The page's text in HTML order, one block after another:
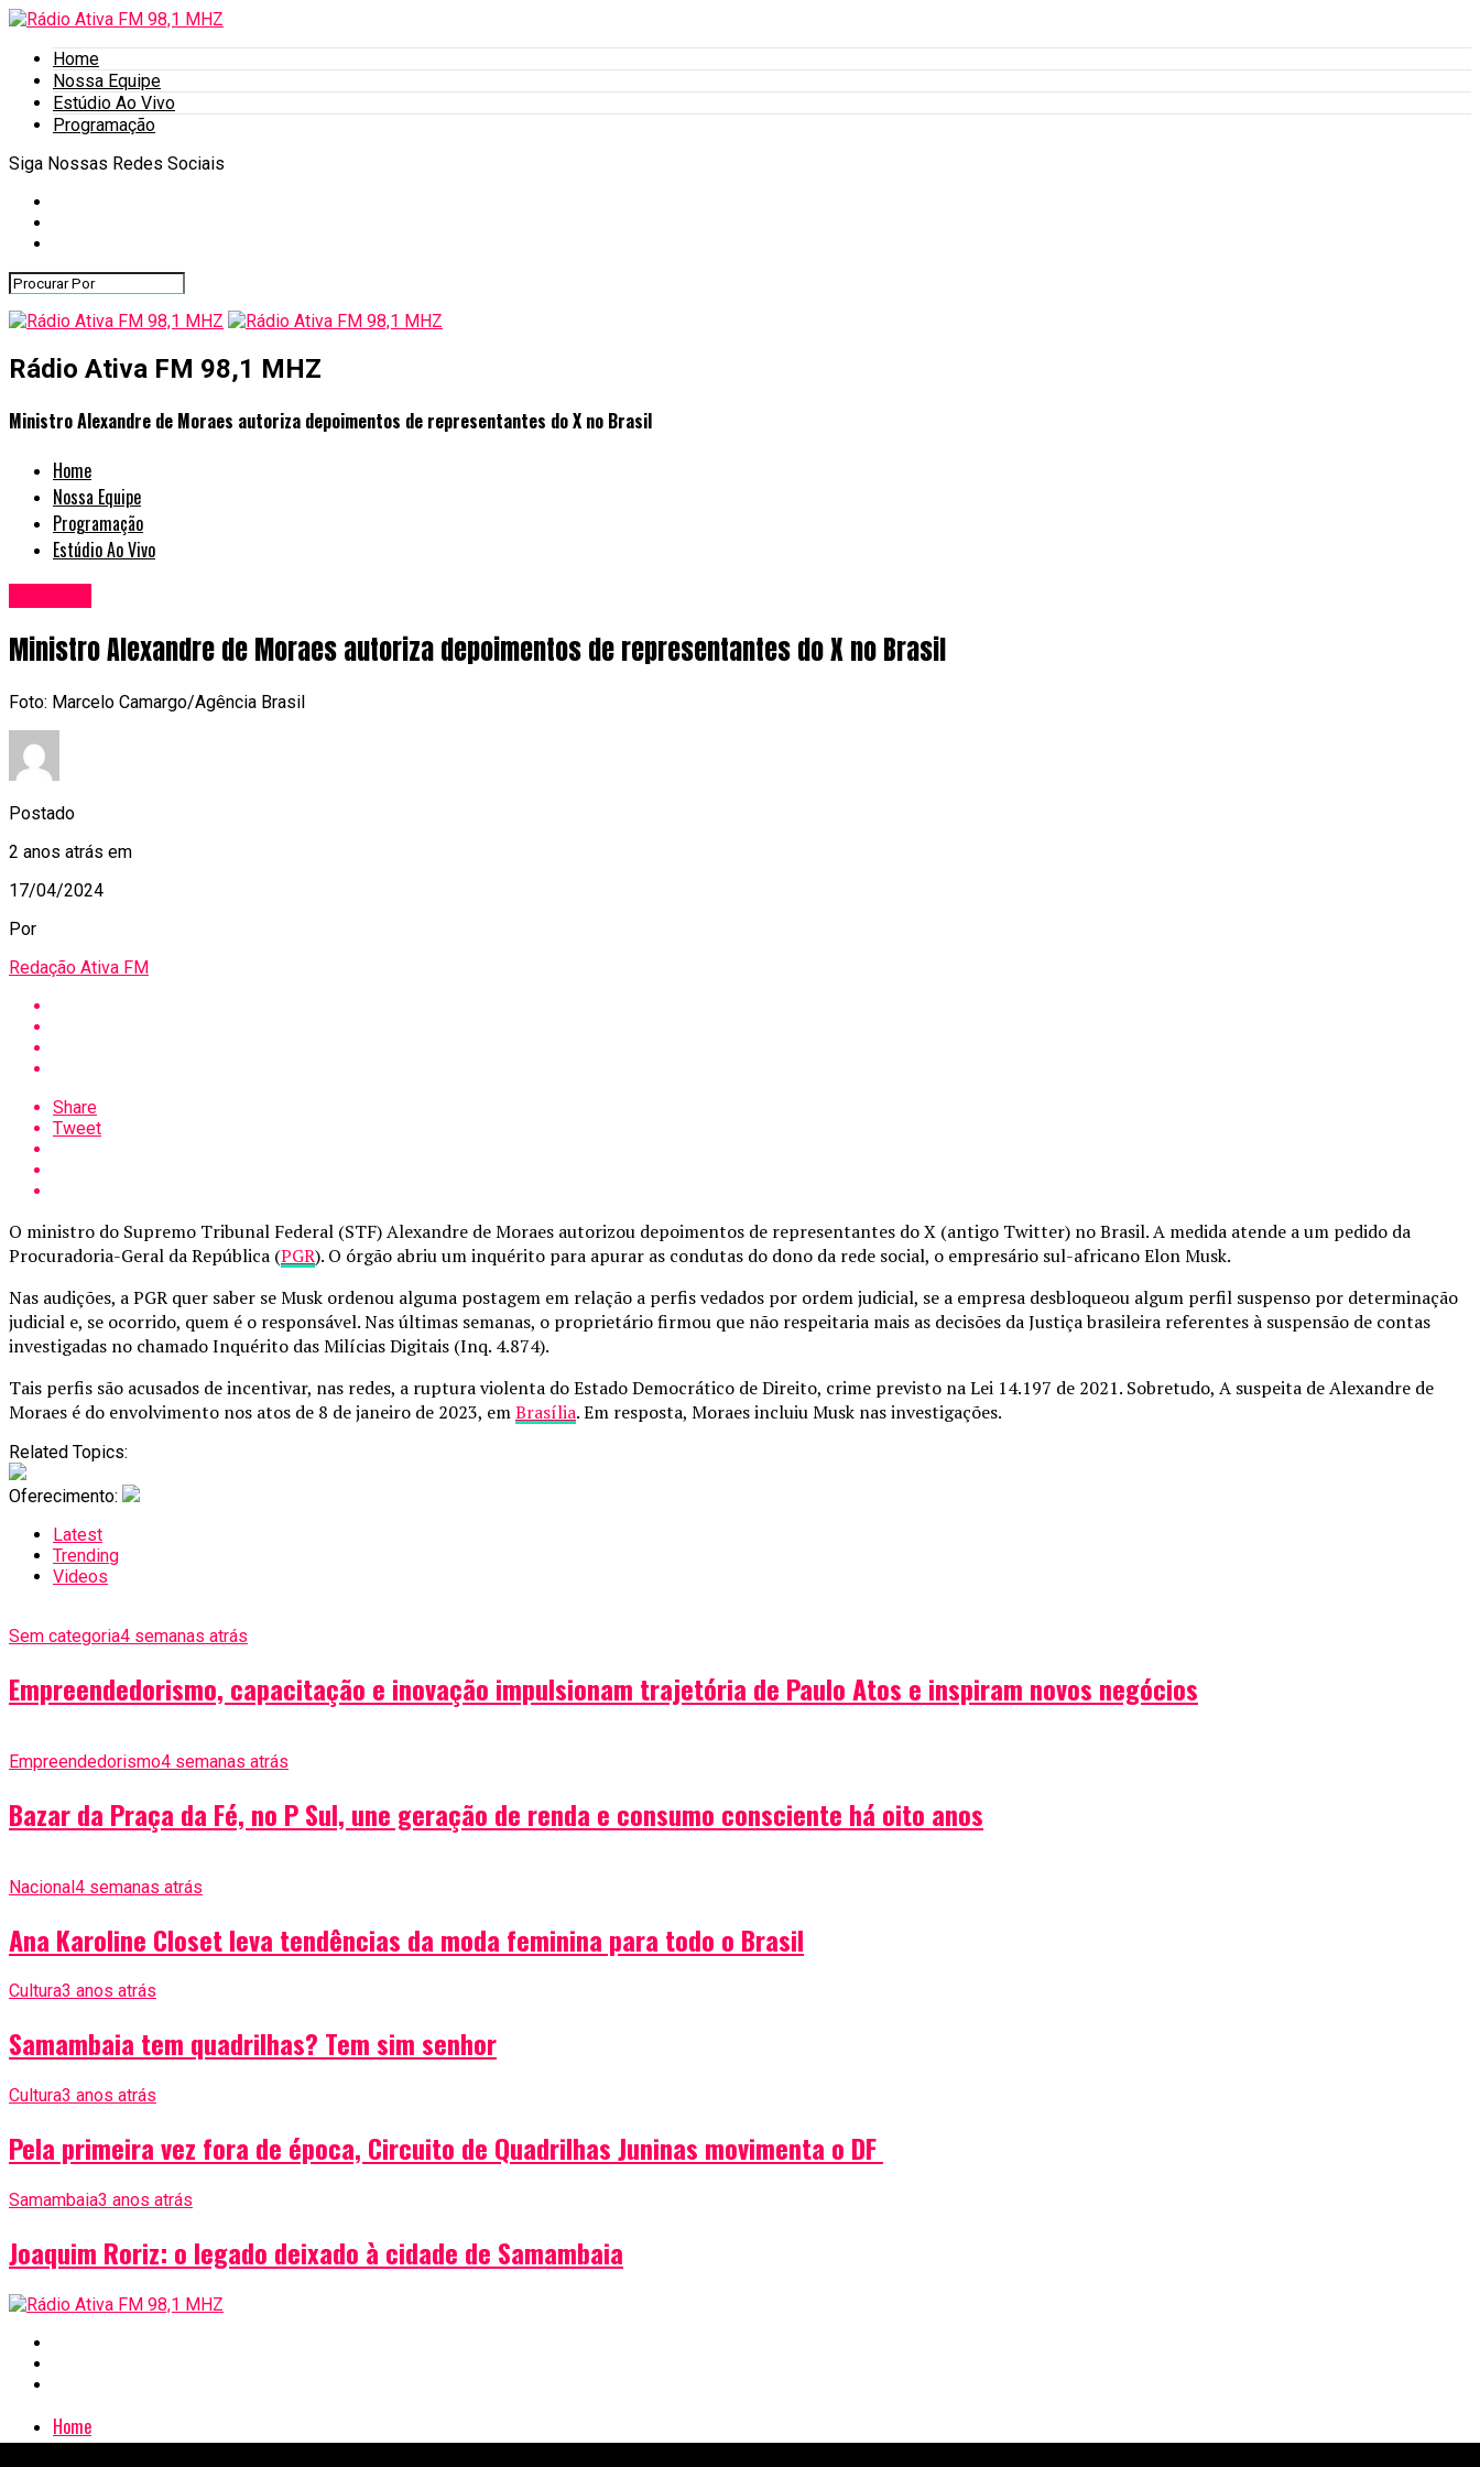
Home
Nossa Equipe
Estúdio Ao Vivo
Programação
Siga Nossas Redes Sociais
Rádio Ativa FM 98,1 MHZ
Ministro Alexandre de Moraes autoriza depoimentos de representantes do X no Brasil
Home
Nossa Equipe
Programação
Estúdio Ao Vivo
Ministro Alexandre de Moraes autoriza depoimentos de representantes do X no Brasil
Foto: Marcelo Camargo/Agência Brasil
Postado
2 anos atrás em
17/04/2024
Por
Redação Ativa FM
Share
Tweet
O ministro do Supremo Tribunal Federal (STF) Alexandre de Moraes autorizou depoimentos de representantes do X (antigo Twitter) no Brasil. A medida atende a um pedido da
Procuradoria-Geral da República (PGR). O órgão abriu um inquérito para apurar as condutas do dono da rede social, o empresário sul-africano Elon Musk.
Nas audições, a PGR quer saber se Musk ordenou alguma postagem em relação a perfis vedados por ordem judicial, se a empresa desbloqueou algum perfil suspenso por determinação
judicial e, se ocorrido, quem é o responsável. Nas últimas semanas, o proprietário firmou que não respeitaria mais as decisões da Justiça brasileira referentes à suspensão de contas
investigadas no chamado Inquérito das Milícias Digitais (Inq. 4.874).
Tais perfis são acusados de incentivar, nas redes, a ruptura violenta do Estado Democrático de Direito, crime previsto na Lei 14.197 de 2021. Sobretudo, A suspeita de Alexandre de
Moraes é do envolvimento nos atos de 8 de janeiro de 2023, emBrasília. Em resposta, Moraes incluiu Musk nas investigações.
Related Topics:
Oferecimento:
Latest
Trending
Videos
Sem categoria4 semanas atrás
Empreendedorismo, capacitação e inovação impulsionam trajetória de Paulo Atos e inspiram novos negócios
Empreendedorismo4 semanas atrás
Bazar da Praça da Fé, no P Sul, une geração de renda e consumo consciente há oito anos
Nacional4 semanas atrás
Ana Karoline Closet leva tendências da moda feminina para todo o Brasil
Cultura3 anos atrás
Samambaia tem quadrilhas? Tem sim senhor
Cultura3 anos atrás
Pela primeira vez fora de época, Circuito de Quadrilhas Juninas movimenta o DF
Samambaia3 anos atrás
Joaquim Roriz: o legado deixado à cidade de Samambaia
Home